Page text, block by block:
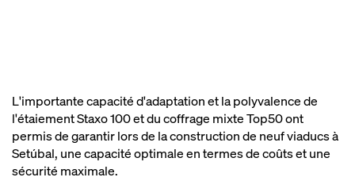
L'importante capacité d'adaptation et la polyvalence de
l'étaiement Staxo 100 et du coffrage mixte Top50 ont
permis de garantir lors de la construction de neuf viaducs à
Setúbal, une capacité optimale en termes de coûts et une
sécurité maximale.